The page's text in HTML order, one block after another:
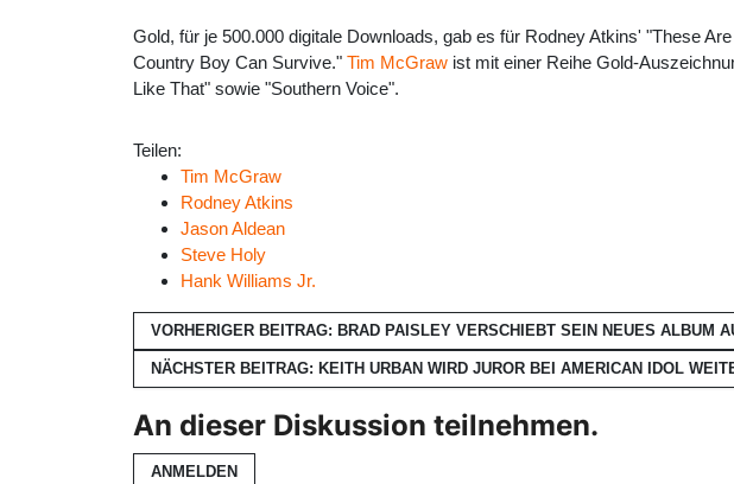
Gold, für je 500.000 digitale Downloads, gab es für Rodney Atkins' "These
Country Boy Can Survive." Tim McGraw ist mit einer Reihe Gold-
Like That" sowie "Southern Voice".
Teilen:
Tim McGraw
Rodney Atkins
Jason Aldean
Steve Holy
Hank Williams Jr.
VORHERIGER BEITRAG: BRAD PAISLEY VERSCHIEBT SEIN NEUES ALBUM
NÄCHSTER BEITRAG: KEITH URBAN WIRD JUROR BEI AMERICAN IDOL
An dieser Diskussion teilnehmen.
ANMELDEN